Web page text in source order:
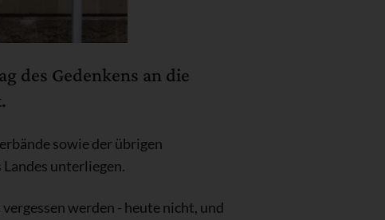
des Gedenkens an die
sowie der übrigen
unterliegen.
werden - heute nicht, und